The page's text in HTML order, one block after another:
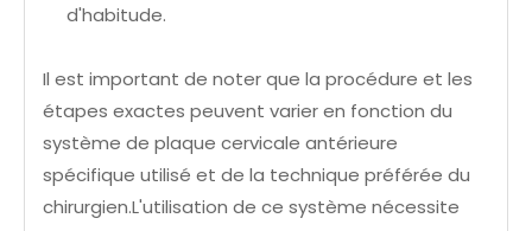
d'habitude.
Il est important de noter que la procédure et les
étapes exactes peuvent varier en fonction du
système de plaque cervicale antérieure
spécifique utilisé et de la technique préférée du
chirurgien.L'utilisation de ce système nécessite